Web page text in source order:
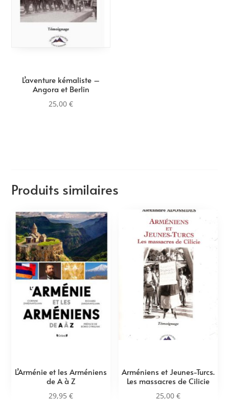
L’aventure kémaliste –
Angora et Berlin
25,00€
Produits similaires
L’Arménie et les Arméniens
de A à Z
29,95€
Arméniens et Jeunes-Turcs.
Les massacres de Cilicie
25,00 €